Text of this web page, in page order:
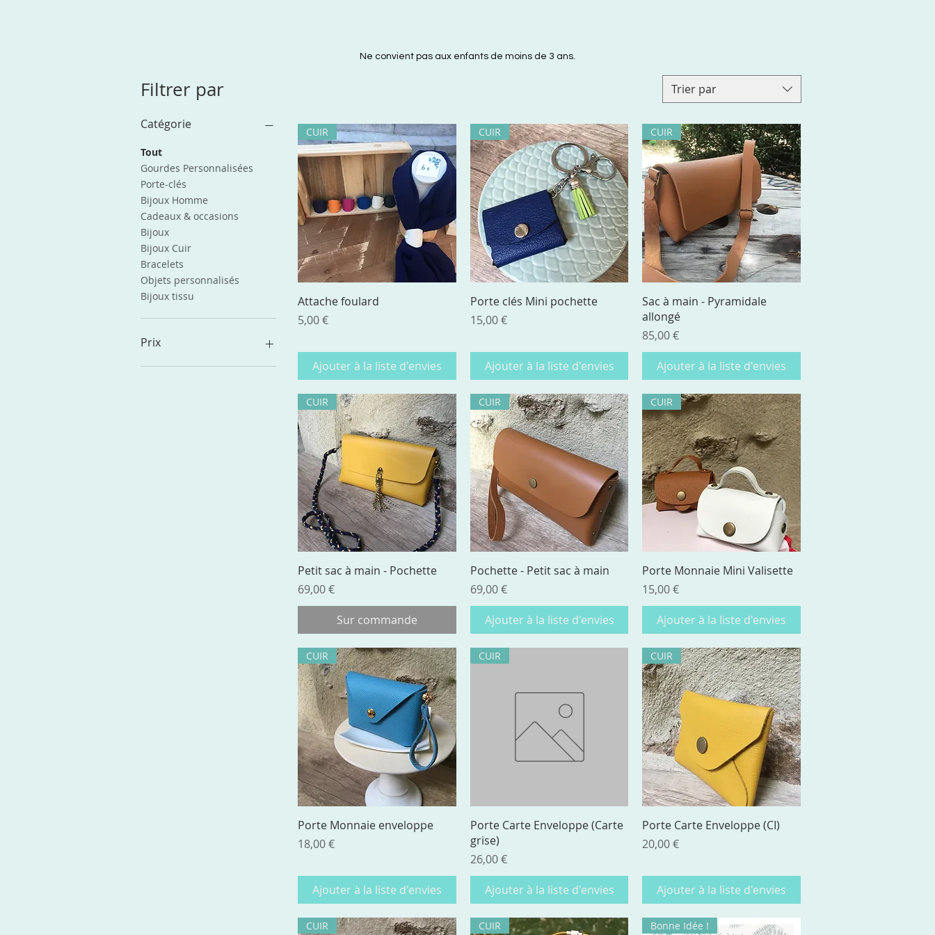
Filtrer par
Catégorie
Tout
Gourdes Personnalisées
Porte-clés
Bijoux Homme
Cadeaux & occasions
Bijoux
Bijoux Cuir
Bracelets
Objets personnalisés
Bijoux tissu
Prix
Trier par
Aperçu rapide
CUIR
Attache foulard
Prix
5,00 €
Ajouter à la liste d'envies
Aperçu rapide
CUIR
Porte clés Mini pochette
Prix
15,00 €
Ajouter à la liste d'envies
Aperçu rapide
CUIR
Sac à main - Pyramidale
allongé
Prix
85,00 €
Ajouter à la liste d'envies
Aperçu rapide
CUIR
Petit sac à main - Pochette
Prix
69,00 €
Sur commande
Aperçu rapide
CUIR
Pochette - Petit sac à main
Prix
69,00 €
Ajouter à la liste d'envies
Aperçu rapide
CUIR
Porte Monnaie Mini Valisette
Prix
15,00 €
Ajouter à la liste d'envies
Aperçu rapide
CUIR
Porte Monnaie enveloppe
Prix
18,00 €
Ajouter à la liste d'envies
Aperçu rapide
CUIR
Porte Carte Enveloppe (Carte
grise)
Prix
26,00 €
Ajouter à la liste d'envies
Aperçu rapide
CUIR
Porte Carte Enveloppe (CI)
Prix
20,00 €
Ajouter à la liste d'envies
CUIR CUIR Bonne Idée !
Ne convient pas aux enfants de moins de 3 ans.